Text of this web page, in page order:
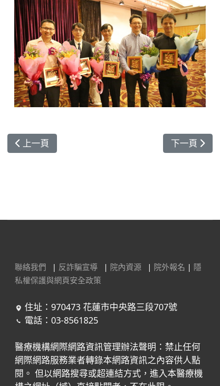
上一篇文章: 力行「以病人為本」從醫理念 陳英和
上一頁 下一篇文章
下一頁
聯絡我們 | 反詐騙宣導 | 院內資源 | 院外報名 | 隱
私權保護與網頁安全政策
住址：970473 花蓮市中央路三段707號
電話：03-8561825
醫療機構網際網路資訊管理辦法聲明：禁止任何
網際網路服務業者轉錄本網路資訊之內容供人點
閱。 但以網路搜尋或超連結方式，進入本醫療機